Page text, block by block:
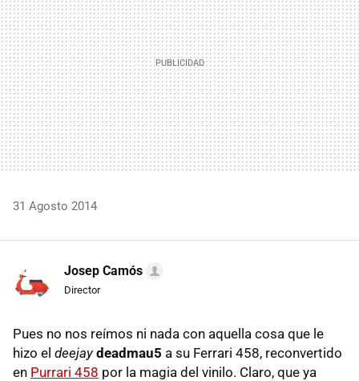
31 Agosto 2014
Josep Camós
Director
Pues no nos reímos ni nada con aquella cosa que le
hizo el deejay deadmau5 a su Ferrari 458, reconvertido
en Purrari 458 por la magia del vinilo. Claro, que ya